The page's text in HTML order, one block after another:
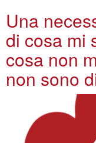
Una
di cosa mi
cosa non
non sono